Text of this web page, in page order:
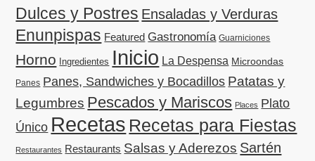
Dulces y Postres Ensaladas y Verduras
Enunpispas Featured Gastronomía Guarniciones
Horno Ingredientes Inicio La Despensa Microondas
Panes Panes, Sandwiches y Bocadillos Patatas y
Legumbres Pescados y Mariscos Places Plato
Único Recetas Recetas para Fiestas
Restaurantes Restaurants Salsas y Aderezos Sartén